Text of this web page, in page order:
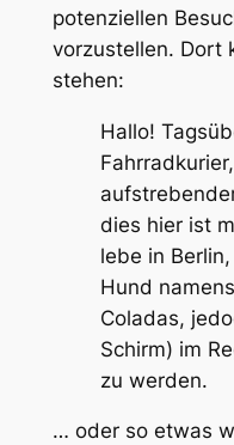
potenziellen
vorzustellen. Dort
stehen:
Hallo!
dies hier ist
lebe in
Hund
Coladas,
Schirm) im
zu werden.
… oder so etwas